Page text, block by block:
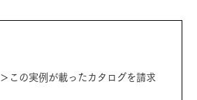
＞この実例が載ったカタログを請求